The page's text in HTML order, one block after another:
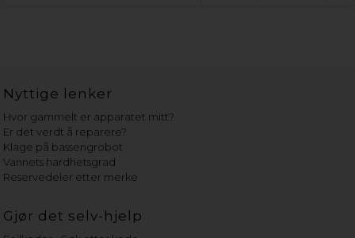
Nyttige lenker
Hvor gammelt er apparatet mitt?
Er det verdt å reparere?
Klage på bassengrobot
Vannets hardhetsgrad
Reservedeler etter merke
Gjør det selv-hjelp